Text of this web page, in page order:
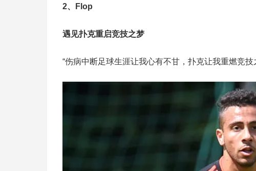
2、Flop
遇见扑克重启竞技之梦
“伤病中断足球生涯让我心有不甘，扑克让我重燃竞技